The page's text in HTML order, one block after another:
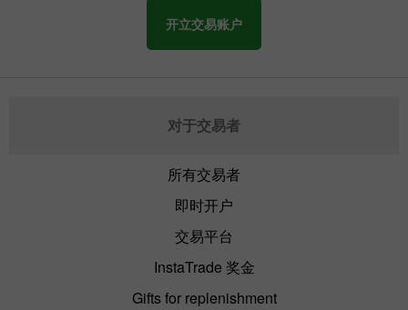
开立交易账户
对于交易者
所有交易者
即时开户
交易平台
InstaTrade 奖金
Gifts for replenishment